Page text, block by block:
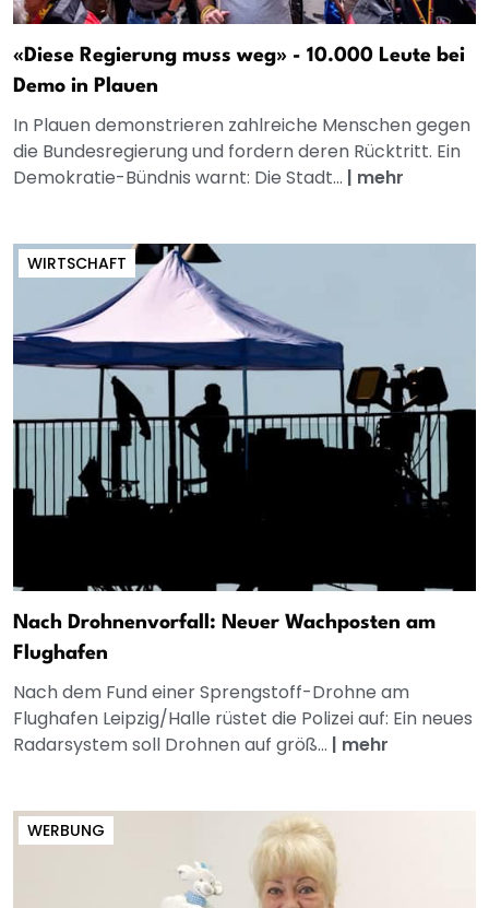
«Diese Regierung muss weg» - 10.000 Leute bei
Demo in Plauen
In Plauen demonstrieren zahlreiche Menschen gegen
die Bundesregierung und fordern deren Rücktritt. Ein
Demokratie-Bündnis warnt: Die Stadt... | mehr
WIRTSCHAFT
Nach Drohnenvorfall: Neuer Wachposten am
Flughafen
Nach dem Fund einer Sprengstoff-Drohne am
Flughafen Leipzig/Halle rüstet die Polizei auf: Ein neues
Radarsystem soll Drohnen auf größ... | mehr
WERBUNG